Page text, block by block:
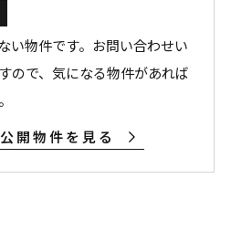
い物件です。お問い合わせい
ので、気になる物件があれば
開物件を見る